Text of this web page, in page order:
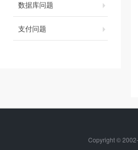
数据库问题
支付问题
Copyright ©